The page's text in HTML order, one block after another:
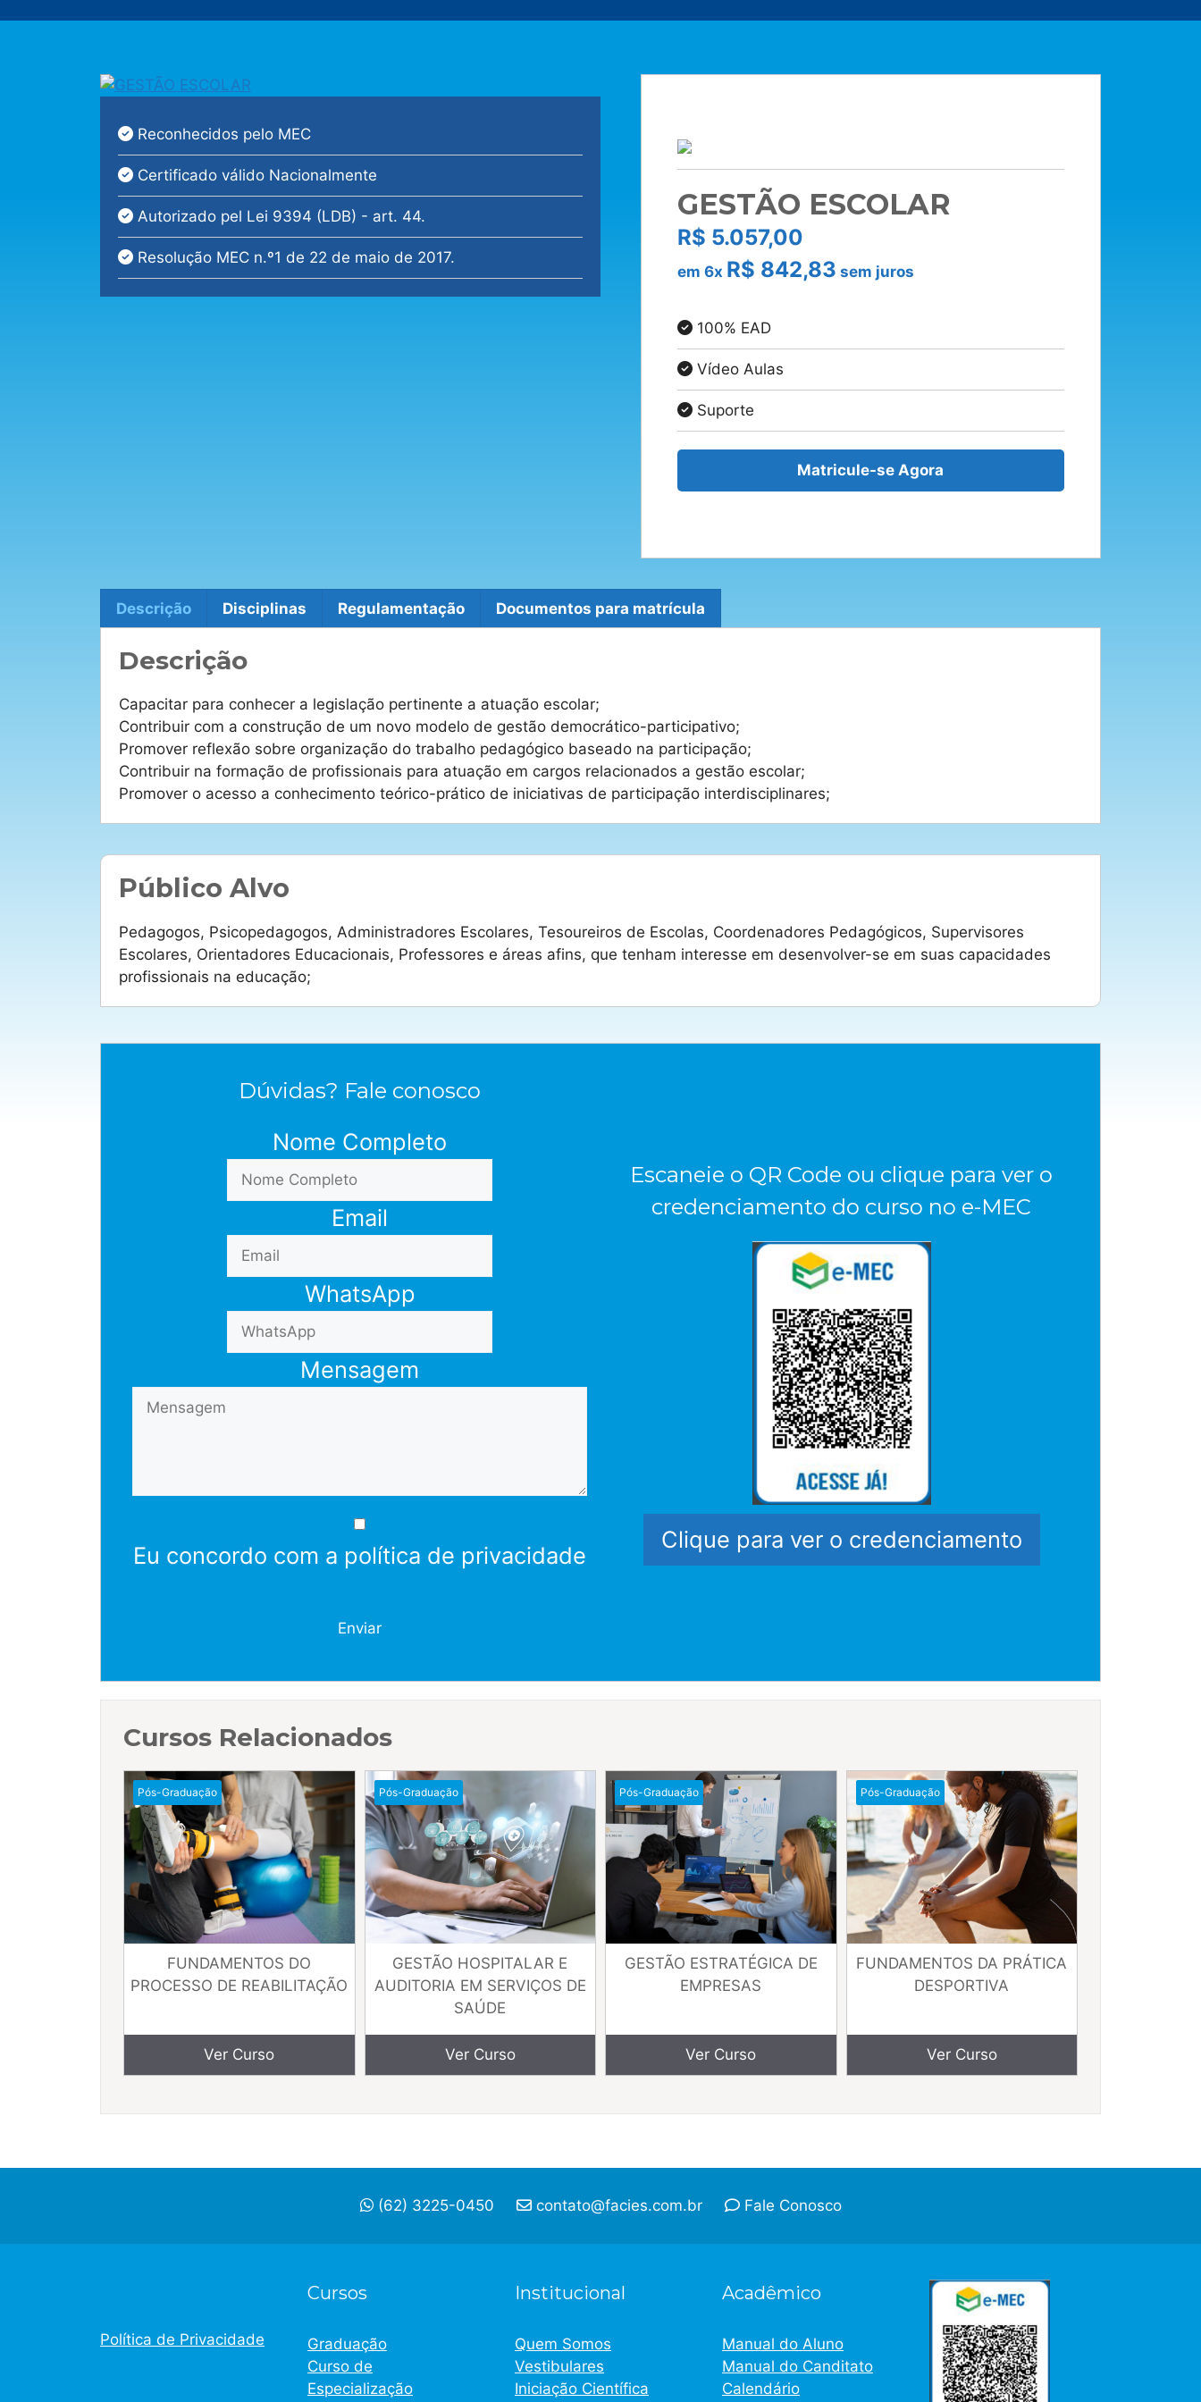
Reconhecidos pelo MEC
Certificado válido Nacionalmente
Autorizado pel Lei 9394 (LDB) - art. 44.
Resolução MEC n.º1 de 22 de maio de 2017.
GESTÃO ESCOLAR
R$ 5.057,00
em 6x R$ 842,83 sem juros
100% EAD
Vídeo Aulas
Suporte
Matricule-se Agora
Descrição Disciplinas Regulamentação Documentos para matrícula
Descrição
Capacitar para conhecer a legislação pertinente a atuação escolar;
Contribuir com a construção de um novo modelo de gestão democrático-participativo;
Promover reflexão sobre organização do trabalho pedagógico baseado na participação;
Contribuir na formação de profissionais para atuação em cargos relacionados a gestão escolar;
Promover o acesso a conhecimento teórico-prático de iniciativas de participação interdisciplinares;
Público Alvo
Pedagogos, Psicopedagogos, Administradores Escolares, Tesoureiros de Escolas, Coordenadores Pedagógicos, Supervisores
Escolares, Orientadores Educacionais, Professores e áreas afins, que tenham interesse em desenvolver-se em suas capacidades
profissionais na educação;
Dúvidas? Fale conosco
Nome Completo
Email
WhatsApp
Mensagem
Eu concordo com a política de privacidade
Enviar
Escaneie o QR Code ou clique para ver o
credenciamento do curso no e-MEC
Clique para ver o credenciamento
Cursos Relacionados
FUNDAMENTOS DO
PROCESSO DE REABILITAÇÃO
Esportiva
Pós-Graduação
Ver Curso
GESTÃO HOSPITALAR E
AUDITORIA EM SERVIÇOS DE
SAÚDE
Gestão
Pós-Graduação
Ver Curso
GESTÃO ESTRATÉGICA DE
EMPRESAS
Gestão
Pós-Graduação
Ver Curso
FUNDAMENTOS DA PRÁTICA
DESPORTIVA
Esportiva
Pós-Graduação
Ver Curso
(62) 3225-0450 contato@facies.com.br Fale Conosco
Política de Privacidade
Cursos
Graduação
Curso de
Especialização
Institucional
Quem Somos
Vestibulares
Iniciação Científica
Acadêmico
Manual do Aluno
Manual do Canditato
Calendário